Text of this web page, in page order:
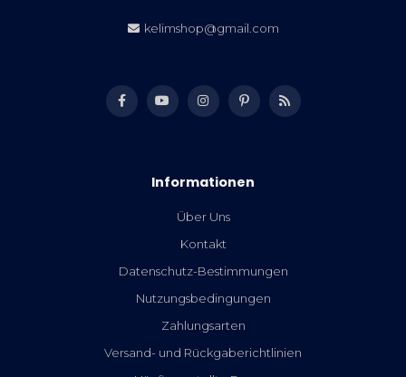
kelimshop@gmail.com
Informationen
Über Uns
Kontakt
Datenschutz-Bestimmungen
Nutzungsbedingungen
Zahlungsarten
Versand- und Rückgaberichtlinien